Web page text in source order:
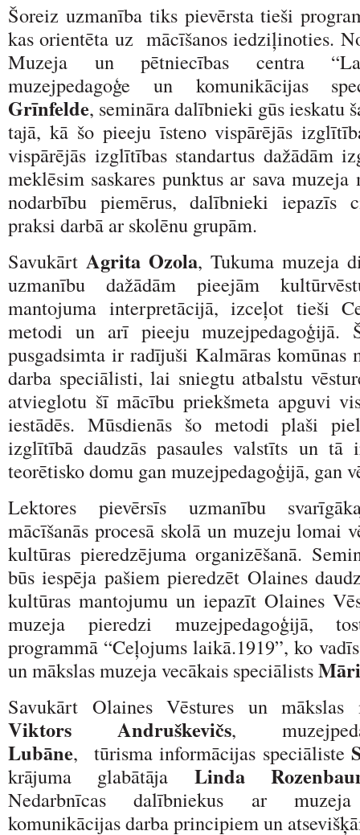
Šoreiz uzmanība tiks pievērsta tieši
kas orientēta uz mācīšanos iedziļinoties.
Muzeja un pētniecības centra
muzejpedagoģe un komunikācijas
Grīnfelde, semināra dalībnieki gūs ieskatu
tajā, kā šo pieeju īsteno vispārējās
vispārējās izglītības standartus dažādām
meklēsim saskares punktus ar sava
nodarbību piemērus, dalībnieki iepazīs
praksi darbā ar skolēnu grupām.
Savukārt Agrita Ozola, Tukuma muzeja
uzmanību dažādām pieejām
mantojuma interpretācijā, izceļot tieši
metodi un arī pieeju muzejpedagoģijā.
pusgadsimta ir radījuši Kalmāras komūnas
darba speciālisti, lai sniegtu atbalstu
atvieglotu šī mācību priekšmeta apguvi
iestādēs. Mūsdienās šo metodi plaši
izglītībā daudzās pasaules valstīts un tā
teorētisko domu gan muzejpedagoģijā, gan
Lektores pievērsīs uzmanību
mācīšanās procesā skolā un muzeju lomai
kultūras pieredzējuma organizēšanā.
būs iespēja pašiem pieredzēt Olaines
kultūras mantojumu un iepazīt Olaines
muzeja pieredzi muzejpedagoģijā,
programmā “Ceļojums laikā.1919”, ko
un mākslas muzeja vecākais speciālists
Savukārt Olaines Vēstures un mākslas
Viktors Andruškevičs,
Lubāne, tūrisma informācijas speciāliste
krājuma glabātāja Linda
Nedarbnīcas dalībniekus ar
komunikācijas darba principiem un